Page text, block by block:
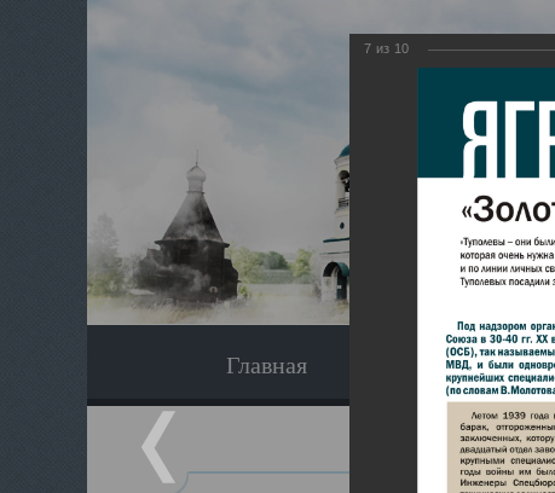
Главная Экскурсия
7 из 10